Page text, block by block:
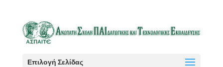
Επιλογή Σελίδας